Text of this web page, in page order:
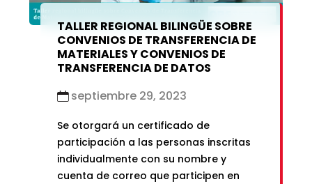
TALLER REGIONAL BILINGÜE SOBRE
CONVENIOS DE TRANSFERENCIA DE
MATERIALES Y CONVENIOS DE
TRANSFERENCIA DE DATOS
septiembre 29, 2023
Se otorgará un certificado de
participación a las personas inscritas
individualmente con su nombre y
cuenta de correo que participen en